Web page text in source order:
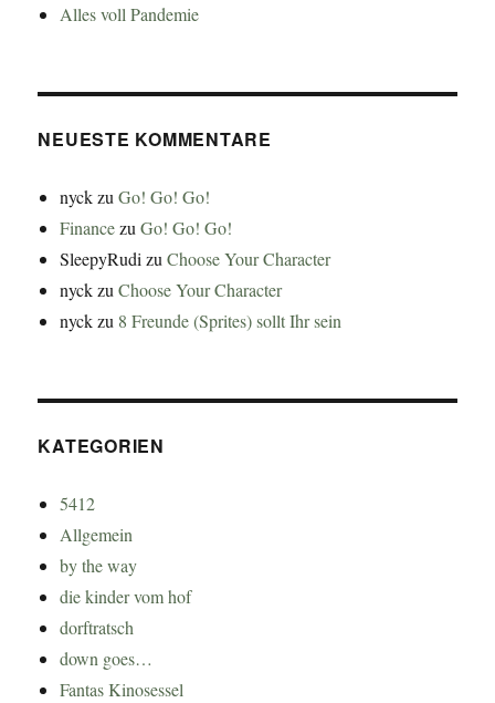
Alles voll Pandemie
NEUESTE KOMMENTARE
nyckzuGo! Go! Go!
FinancezuGo! Go! Go!
SleepyRudi zuChoose Your Character
nyckzuChoose Your Character
nyckzu 8 Freunde (Sprites) sollt Ihr sein
KATEGORIEN
5412
Allgemein
by the way
die kinder vom hof
dorftratsch
down goes…
Fantas Kinosessel